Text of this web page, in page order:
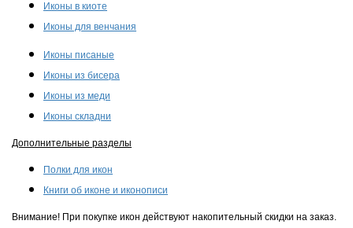
Иконы в киоте
Иконы для венчания
Иконы писаные
Иконы из бисера
Иконы из меди
Иконы складни
Дополнительные разделы
Полки для икон
Книги об иконе и иконописи
Внимание! При покупке икон действуют накопительный скидки на заказ.